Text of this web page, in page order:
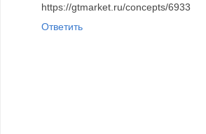
https://gtmarket.ru/concepts/6933
Ответить